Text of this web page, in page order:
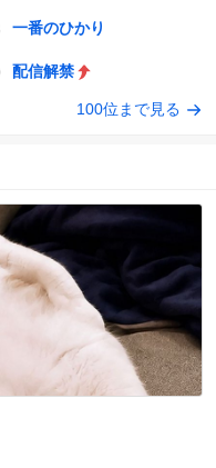
一番のひかり
配信解禁
100位まで見る